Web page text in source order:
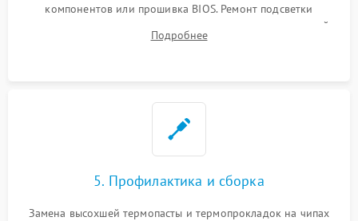
компонентов или прошивка BIOS. Ремонт подсветки
матрицы, замена неисправного накопителя на скоростной
SSD или установка новых модулей памяти.
Подробнее
5. Профилактика и сборка
Замена высохшей термопасты и термопрокладок на чипах